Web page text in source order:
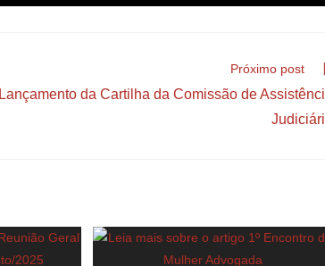
Próximo post
Lançamento da Cartilha da Comissão de